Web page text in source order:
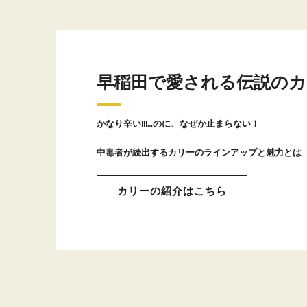
早稲田で愛される伝説の
かなり辛い!!!…のに、なぜか止まらない！
中毒者が続出するカリーのラインアップと魅力とは
カリーの紹介はこちら